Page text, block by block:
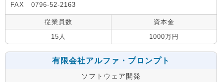
FAX 0796-52-2163
従業員数
資本金
15人
1000万円
有限会社アルファ・プロンプト
ソフトウェア開発